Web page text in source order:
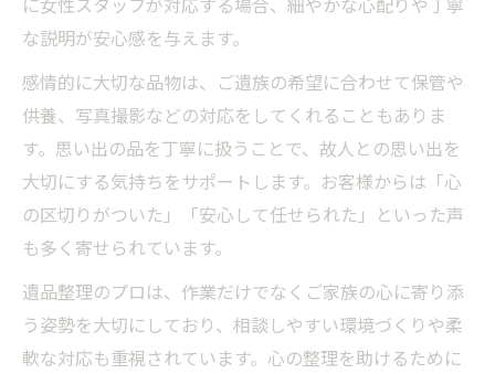
な説明が安心感を与えます。
感情的に大切な品物は、ご遺族の希望に合わせて保管や
供養、写真撮影などの対応をしてくれることもありま
す。思い出の品を丁寧に扱うことで、故人との思い出を
大切にする気持ちをサポートします。お客様からは「心
の区切りがついた」「安心して任せられた」といった声
も多く寄せられています。
遺品整理のプロは、作業だけでなくご家族の心に寄り添
う姿勢を大切にしており、相談しやすい環境づくりや柔
軟な対応も重視されています。心の整理を助けるために